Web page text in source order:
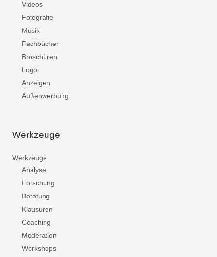
Videos
Fotografie
Musik
Fachbücher
Broschüren
Logo
Anzeigen
Außenwerbung
Werkzeuge
Werkzeuge
Analyse
Forschung
Beratung
Klausuren
Coaching
Moderation
Workshops